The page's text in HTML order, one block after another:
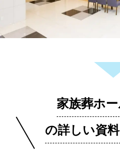
家族葬ホ
の詳しい資